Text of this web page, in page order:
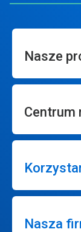
Nasze
Centrum
Nasza